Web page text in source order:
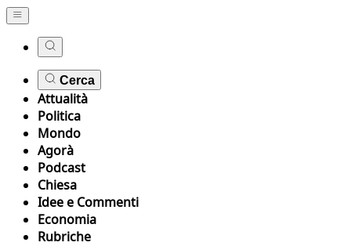
Cerca
Attualità
Politica
Mondo
Agorà
Podcast
Chiesa
Idee e Commenti
Economia
Rubriche